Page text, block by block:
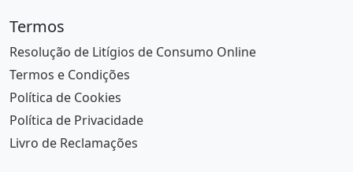
Termos
Resolução de Litígios de Consumo Online
Termos e Condições
Política de Cookies
Política de Privacidade
Livro de Reclamações